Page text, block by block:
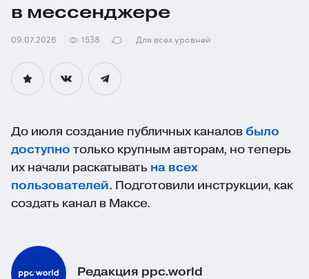
в мессенджере
09.07.2026 1538 Для всех уровней
До июля создание публичных каналов было
доступно только крупным авторам, но теперь
их начали раскатывать на всех
пользователей. Подготовили инструкции, как
создать канал в Максе.
Редакция ppc.world